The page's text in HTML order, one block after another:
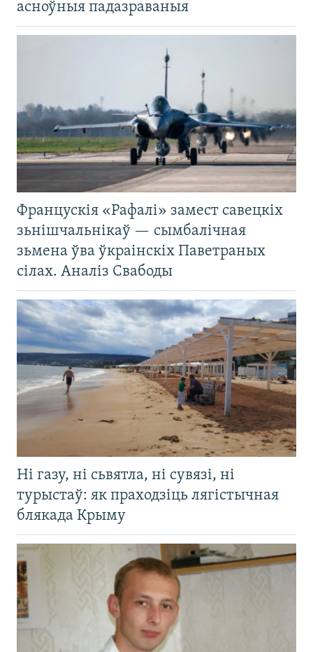
асноўныя падазраваныя
Францускія «Рафалі» замест савецкіх
зьнішчальнікаў — сымбалічная
зьмена ўва ўкраінскіх Паветраных
сілах. Аналіз Свабоды
Ні газу, ні сьвятла, ні сувязі, ні
турыстаў: як праходзіць лягістычная
блякада Крыму